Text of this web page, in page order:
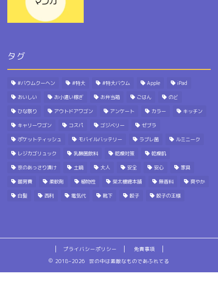
タグ
#バウムクーヘン #特大 #特大バウム Apple iPad
おいしい お小遣い稼ぎ お弁当箱 ごはん のど
ひな祭り アウトドアワゴン アンケート カラー キッチン
キャリーワゴン コスパ ゴジベリー ゼブラ
ポケットティッシュ モバイルバッテリー ラブレ菌 ルミニーク
レジカゴリュック 乳酸菌飲料 乾燥対策 乾燥肌
京のあっさり漬け 土鍋 大人 安全 安心 家具
暖房費 柔軟剤 植物性 榮太樓總本舗 無香料 爽やか
白髪 西利 電気代 靴下 餃子 餃子の王様
プライバシーポリシー
免責事項
2018–2026 世の中は素敵なものであふれてる